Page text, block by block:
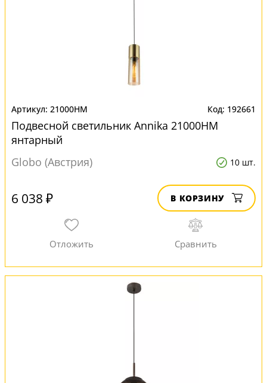
21000HM 192661
Подвесной светильник Annika 21000HM
янтарный
Globo (Австрия)
10 шт.
6 038 ₽ В КОРЗИНУ